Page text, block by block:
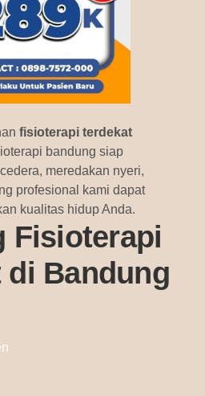
fisioterapi terdekat
bandung siap
meredakan nyeri,
profesional kami dapat
kualitas hidup Anda.
Fisioterapi
di Bandung